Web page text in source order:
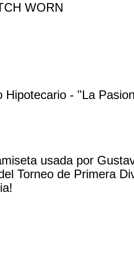
WORN
Hipotecario - "La
usada por
Torneo de Primera